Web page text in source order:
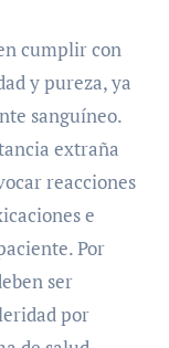
cumplir con
y pureza, ya
sanguíneo.
extraña
reacciones
e
Por
ser
por